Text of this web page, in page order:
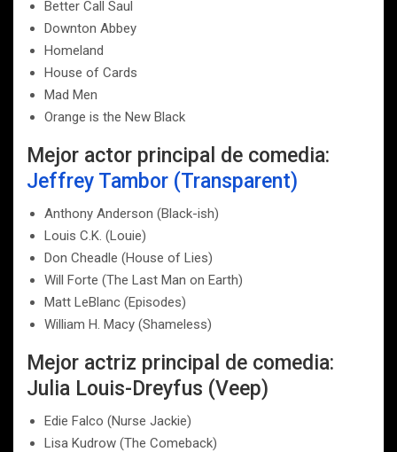
Better Call Saul
Downton Abbey
Homeland
House of Cards
Mad Men
Orange is the New Black
Mejor actor principal de comedia:
Jeffrey Tambor (Transparent)
Anthony Anderson (Black-ish)
Louis C.K. (Louie)
Don Cheadle (House of Lies)
Will Forte (The Last Man on Earth)
Matt LeBlanc (Episodes)
William H. Macy (Shameless)
Mejor actriz principal de comedia:
Julia Louis-Dreyfus (Veep)
Edie Falco (Nurse Jackie)
Lisa Kudrow (The Comeback)